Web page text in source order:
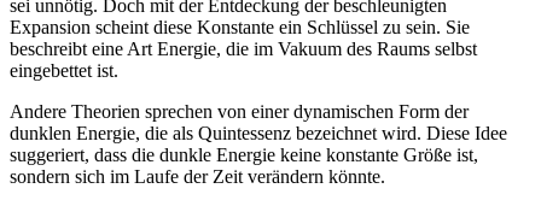
sei unnötig. Doch mit der Entdeckung der beschleunigten
Expansion scheint diese Konstante ein Schlüssel zu sein. Sie
beschreibt eine Art Energie, die im Vakuum des Raums selbst
eingebettet ist.
Andere Theorien sprechen von einer dynamischen Form der
dunklen Energie, die als Quintessenz bezeichnet wird. Diese Idee
suggeriert, dass die dunkle Energie keine konstante Größe ist,
sondern sich im Laufe der Zeit verändern könnte.